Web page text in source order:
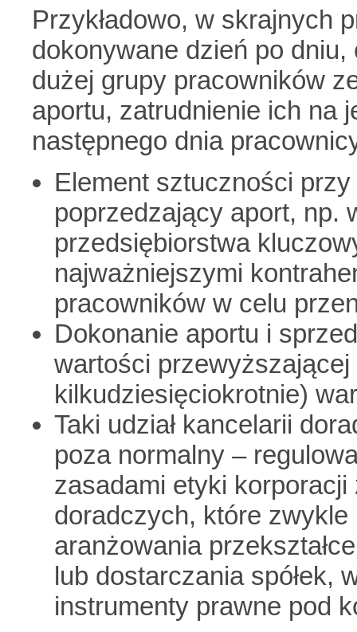
Przykładowo, w skrajnych
dokonywane dzień po dniu,
dużej grupy pracowników
aportu, zatrudnienie ich na
następnego dnia
Element sztuczności
poprzedzający aport, np.
przedsiębiorstwa
najważniejszymi
pracowników w celu
Dokonanie aportu i
wartości
kilkudziesięciokrotnie)
Taki udział kancelarii
poza normalny –
zasadami etyki korporacji
doradczych, które
aranżowania
lub dostarczania spółek,
instrumenty prawne pod